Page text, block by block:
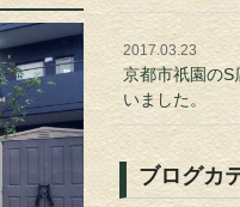
2017.03.23
京都市祇園のS
いました。
ブログカ